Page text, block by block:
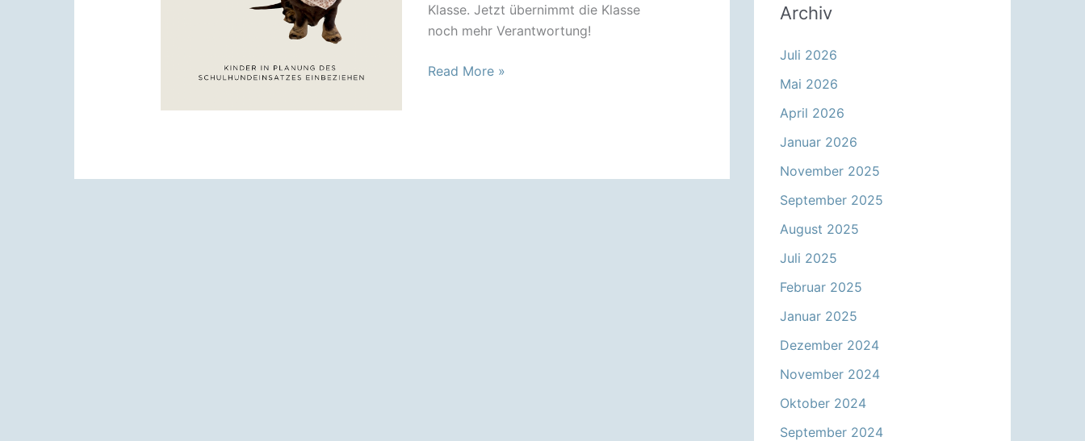
Klasse. Jetzt übernimmt die Klasse
noch mehr Verantwortung!
Unterricht
Read More »
Archiv
Juli 2026
Mai 2026
April 2026
Januar 2026
November 2025
September 2025
August 2025
Juli 2025
Februar 2025
Januar 2025
Dezember 2024
November 2024
Oktober 2024
September 2024